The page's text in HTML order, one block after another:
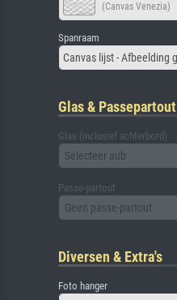
(Canvas Venezia)
Spanraam
Glas & Passepartout
Glas (inclusief achterbord)
Selecteer aub
Passe-partout
Geen passe-partout
Diversen & Extra's
Foto hanger